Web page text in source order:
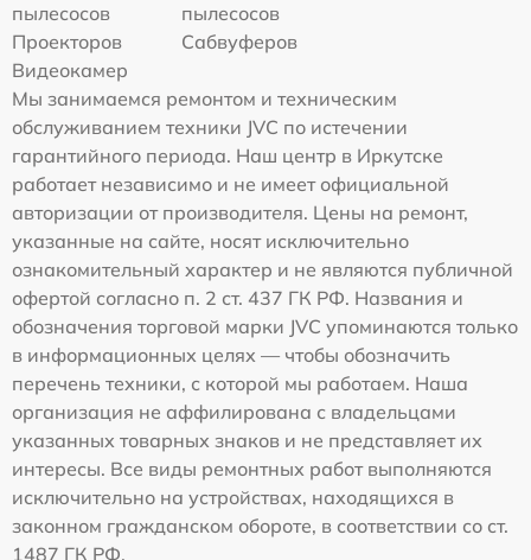
пылесосов
пылесосов
Проекторов
Сабвуферов
Видеокамер
Мы занимаемся ремонтом и техническим
обслуживанием техники JVC по истечении
гарантийного периода. Наш центр в Иркутске
работает независимо и не имеет официальной
авторизации от производителя. Цены на ремонт,
указанные на сайте, носят исключительно
ознакомительный характер и не являются публичной
офертой согласно п. 2 ст. 437 ГК РФ. Названия и
обозначения торговой марки JVC упоминаются только
в информационных целях — чтобы обозначить
перечень техники, с которой мы работаем. Наша
организация не аффилирована с владельцами
указанных товарных знаков и не представляет их
интересы. Все виды ремонтных работ выполняются
исключительно на устройствах, находящихся в
законном гражданском обороте, в соответствии со ст.
1487 ГК РФ.